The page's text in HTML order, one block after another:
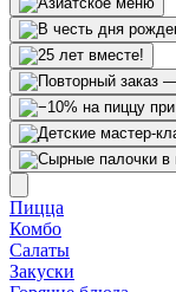
Пицца
Комбо
Салаты
Закуски